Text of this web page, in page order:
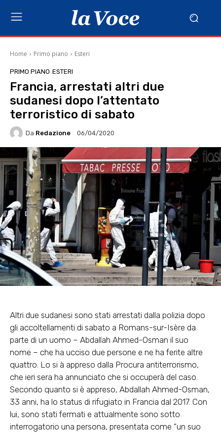
Home Primo piano Esteri
PRIMO PIANO ESTERI
Francia, arrestati altri due
sudanesi dopo l’attentato
terroristico di sabato
Da Redazione 06/04/2020
Altri due sudanesi sono stati arrestati dalla polizia dopo
gli accoltellamenti di sabato a Romans-sur-Isère da
parte di un uomo – Abdallah Ahmed-Osman il suo
nome – che ha ucciso due persone e ne ha ferite altre
quattro. Lo si à appreso dalla Procura antiterrorismo,
che ieri sera ha annunciato che si occuperà del caso.
Secondo quanto si è appreso, Abdallah Ahmed-Osman,
33 anni, ha lo status di rifugiato in Francia dal 2017. Con
lui, sono stati fermati e attualmente sono sotto
interrogatorio una persona, presentata come “un suo